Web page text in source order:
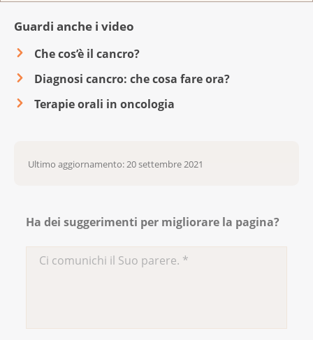
Guardi anche i video
Che cos’è il cancro?
Diagnosi cancro: che cosa fare ora?
Terapie orali in oncologia
Ultimo aggiornamento: 20 settembre 2021
Ha dei suggerimenti per migliorare la pagina?